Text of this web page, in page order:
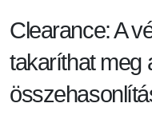
Clearance: A
takaríthat meg